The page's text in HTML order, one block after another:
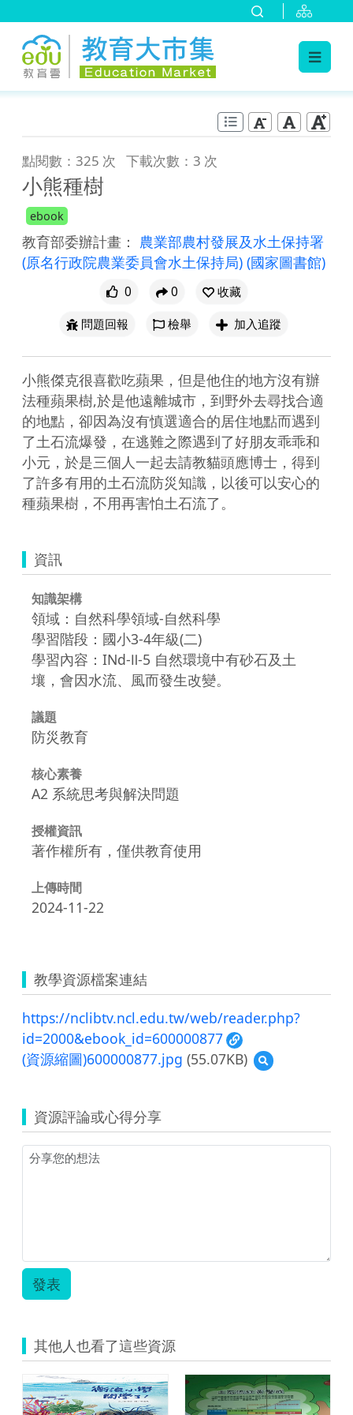
點閱數：325 次 下載次數：3 次
小熊種樹
ebook
教育部委辦計畫： 農業部農村發展及水土保持署
(原名行政院農業委員會水土保持局) (國家圖書館)
0 0
收藏
問題回報
檢舉 加入追蹤
小熊傑克很喜歡吃蘋果，但是他住的地方沒有辦
法種蘋果樹,於是他遠離城市，到野外去尋找合適
的地點，卻因為沒有慎選適合的居住地點而遇到
了土石流爆發，在逃難之際遇到了好朋友乖乖和
小元，於是三個人一起去請教貓頭應博士，得到
了許多有用的土石流防災知識，以後可以安心的
種蘋果樹，不用再害怕土石流了。
資訊
知識架構
領域：自然科學領域-自然科學
學習階段：國小3-4年級(二)
學習內容：INd-Ⅱ-5 自然環境中有砂石及土
壤，會因水流、風而發生改變。
議題
防災教育
核心素養
A2 系統思考與解決問題
授權資訊
著作權所有，僅供教育使用
上傳時間
2024-11-22
教學資源檔案連結
https://nclibtv.ncl.edu.tw/web/reader.php?
id=2000&ebook_id=600000877
(資源縮圖)600000877.jpg (55.07KB)
預
覽
圖)600000877.jpg
資源評論或心得分享
發表
其他人也看了這些資源